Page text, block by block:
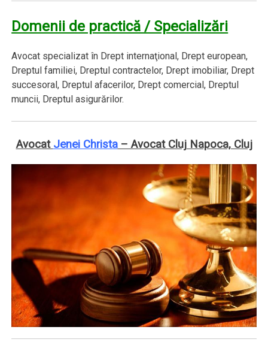
Domenii de practică / Specializări
Avocat specializat în Drept internaţional, Drept european,
Dreptul familiei, Dreptul contractelor, Drept imobiliar, Drept
succesoral, Dreptul afacerilor, Drept comercial, Dreptul
muncii, Dreptul asigurărilor.
Avocat Jenei Christa– Avocat Cluj Napoca, Cluj